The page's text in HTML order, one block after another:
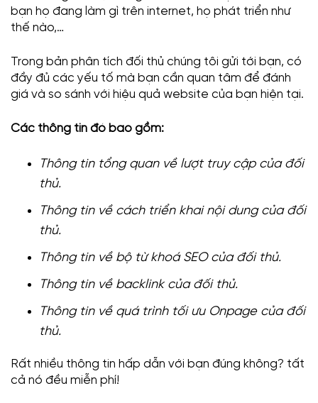
bạn họ đang làm gì trên internet, họ phát triển như
thế nào,…
Trong bản phân tích đối thủ chúng tôi gửi tới bạn, có
đầy đủ các yếu tố mà bạn cần quan tâm để đánh
giá và so sánh với hiệu quả website của bạn hiện tại.
Các thông tin đó bao gồm:
Thông tin tổng quan về lượt truy cập của đối
thủ.
Thông tin về cách triển khai nội dung của đối
thủ.
Thông tin về bộ từ khoá SEO của đối thủ.
Thông tin về backlink của đối thủ.
Thông tin về quá trình tối ưu Onpage của đối
thủ.
Rất nhiều thông tin hấp dẫn với bạn đúng không? tất
cả nó đều miễn phí!